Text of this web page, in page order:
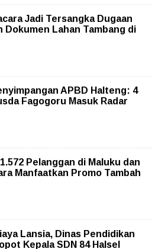
Jadi Tersangka Dugaan
Dokumen Lahan Tambang di
APBD Halteng: 4
Fagogoru Masuk Radar
Pelanggan di Maluku dan
Manfaatkan Promo Tambah
Lansia, Dinas Pendidikan
Kepala SDN 84 Halsel